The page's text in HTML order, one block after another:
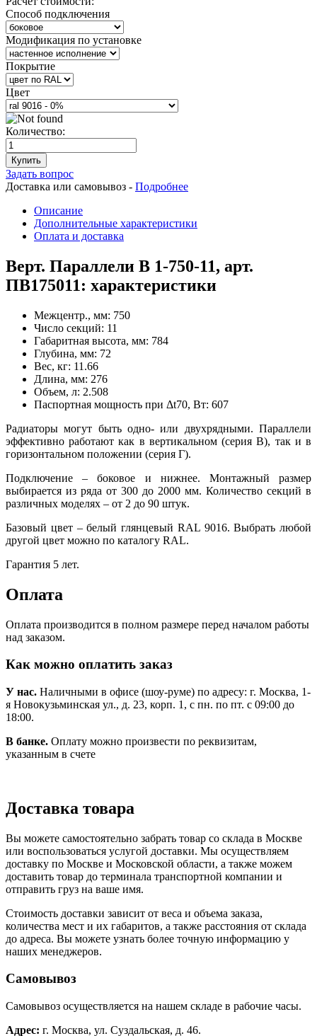
Способ подключения
Модификация по установке
Покрытие
Цвет
Количество:
Купить
Задать вопрос
Доставка или самовывоз - Подробнее
Описание
Дополнительные характеристики
Оплата и доставка
Верт. Параллели В 1-750-11, арт.
ПВ175011: характеристики
Межцентр., мм: 750
Число секций: 11
Габаритная высота, мм: 784
Глубина, мм: 72
Вес, кг: 11.66
Длина, мм: 276
Объем, л: 2.508
Паспортная мощность при Δt70, Вт: 607
Радиаторы могут быть одно- или двухрядными. Параллели
эффективно работают как в вертикальном (серия В), так и в
горизонтальном положении (серия Г).
Подключение – боковое и нижнее. Монтажный размер
выбирается из ряда от 300 до 2000 мм. Количество секций в
различных моделях – от 2 до 90 штук.
Базовый цвет – белый глянцевый RAL 9016. Выбрать любой
другой цвет можно по каталогу RAL.
Гарантия 5 лет.
Оплата
Оплата производится в полном размере перед началом работы
над заказом.
Как можно оплатить заказ
У нас. Наличными в офисе (шоу-руме) по адресу: г. Москва, 1-
я Новокузьминская ул., д. 23, корп. 1, с пн. по пт. с 09:00 до
18:00.
В банке. Оплату можно произвести по реквизитам,
указанным в счете
Доставка товара
Вы можете самостоятельно забрать товар со склада в Москве
или воспользоваться услугой доставки. Мы осуществляем
доставку по Москве и Московской области, а также можем
доставить товар до терминала транспортной компании и
отправить груз на ваше имя.
Стоимость доставки зависит от веса и объема заказа,
количества мест и их габаритов, а также расстояния от склада
до адреса. Вы можете узнать более точную информацию у
наших менеджеров.
Самовывоз
Самовывоз осуществляется на нашем складе в рабочие часы.
Адрес: г. Москва, ул. Суздальская, д. 46.